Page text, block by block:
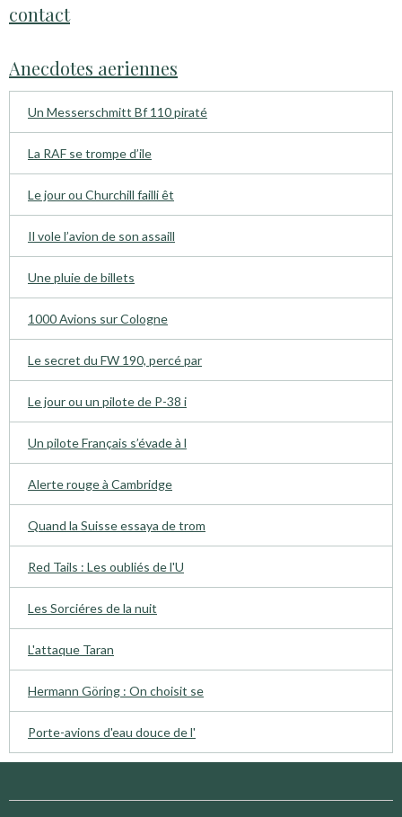
contact
Anecdotes aeriennes
Un Messerschmitt Bf 110 piraté
La RAF se trompe d’ile
Le jour ou Churchill failli êt
Il vole l’avion de son assaill
Une pluie de billets
1000 Avions sur Cologne
Le secret du FW 190, percé par
Le jour ou un pilote de P-38 i
Un pilote Français s’évade à l
Alerte rouge à Cambridge
Quand la Suisse essaya de trom
Red Tails : Les oubliés de l'U
Les Sorciéres de la nuit
L'attaque Taran
Hermann Göring : On choisit se
Porte-avions d'eau douce de l'